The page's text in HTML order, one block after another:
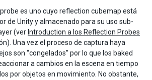
es uno cuyo reflection cubemap está
de Unity y almacenado para su uso sub-
(ver Introduction a los Reflection Probes
Una vez el proceso de captura haya
son “congelados” por lo que los baked
a cambios en la escena en tiempo
por objetos en movimiento. No obstante,